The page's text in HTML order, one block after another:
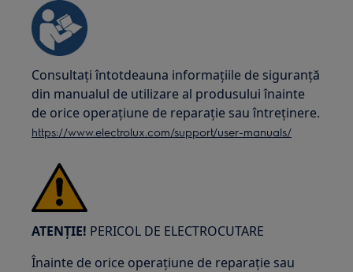
Consultați întotdeauna informațiile de siguranță
din manualul de utilizare al produsului înainte
de orice operațiune de reparație sau întreținere.
https://www.electrolux.com/support/user-manuals/
ATENȚIE! PERICOL DE ELECTROCUTARE
Înainte de orice operațiune de reparație sau